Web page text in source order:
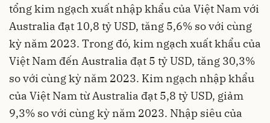
tổng kim ngạch xuất nhập khẩu của Việt Nam với
Australia đạt 10,8 tỷ USD, tăng 5,6% so với cùng
kỳ năm 2023. Trong đó, kim ngạch xuất khẩu của
Việt Nam đến Australia đạt 5 tỷ USD, tăng 30,3%
so với cùng kỳ năm 2023. Kim ngạch nhập khẩu
của Việt Nam từ Australia đạt 5,8 tỷ USD, giảm
9,3% so với cùng kỳ năm 2023. Nhập siêu của